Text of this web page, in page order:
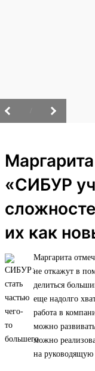
«СИБУР
их как
Маргарита
не откажут в
делиться
еще надолго
работа в
можно
можно
на